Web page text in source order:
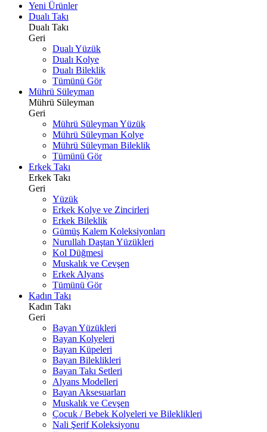
Yeni Ürünler
Dualı Takı
Dualı Takı
Geri
Dualı Yüzük
Dualı Kolye
Dualı Bileklik
Tümünü Gör
Mührü Süleyman
Mührü Süleyman
Geri
Mührü Süleyman Yüzük
Mührü Süleyman Kolye
Mührü Süleyman Bileklik
Tümünü Gör
Erkek Takı
Erkek Takı
Geri
Yüzük
Erkek Kolye ve Zincirleri
Erkek Bileklik
Gümüş Kalem Koleksiyonları
Nurullah Daştan Yüzükleri
Kol Düğmesi
Muskalık ve Cevşen
Erkek Alyans
Tümünü Gör
Kadın Takı
Kadın Takı
Geri
Bayan Yüzükleri
Bayan Kolyeleri
Bayan Küpeleri
Bayan Bileklikleri
Bayan Takı Setleri
Alyans Modelleri
Bayan Aksesuarları
Muskalık ve Cevşen
Çocuk / Bebek Kolyeleri ve Bileklikleri
Nali Şerif Koleksiyonu